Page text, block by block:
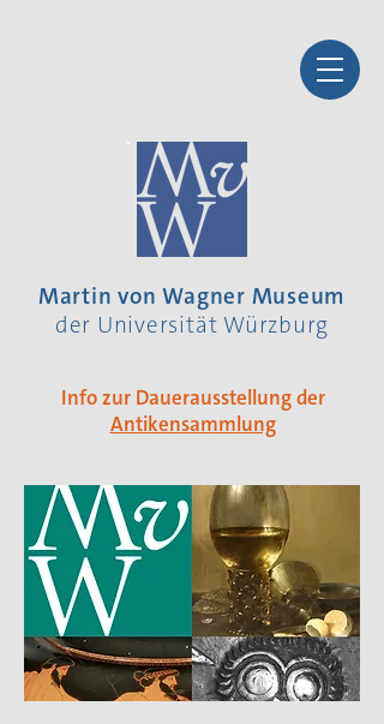
Martin von Wagner Museum
der Universität Würzburg
Info zur Dauerausstellung der
Antikensammlung